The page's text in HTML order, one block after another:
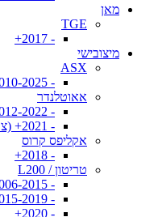
מאן
TGE
- 2017+
מיצובישי
ASX
- 2010-2025
אאוטלנדר
- 2012-2022
- 2021+ (צורה חדשה)
אקליפס קרוס
- 2018+
טריטון / L200
- 2006-2015
- 2015-2019
- 2020+